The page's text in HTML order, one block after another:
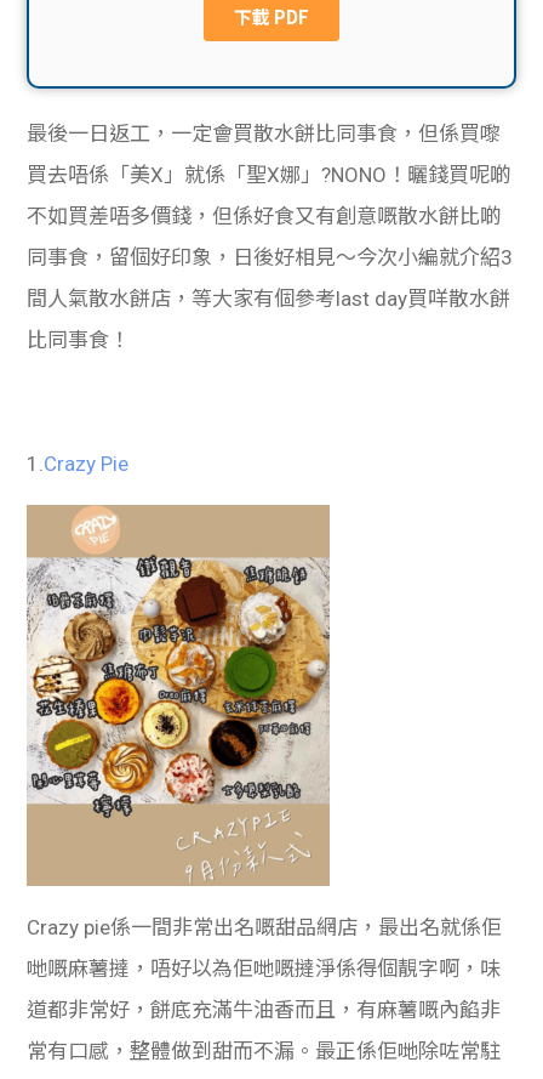
私人
貸款
計數
機
Gui
理財
Gui
de
最後一日返工，一定會買散水餅比同事食，但係買嚟
買去唔係「美X」就係「聖X娜」?NONO！曬錢買呢啲
不如買差唔多價錢，但係好食又有創意嘅散水餅比啲
同事食，留個好印象，日後好相見～今次小編就介紹3
間人氣散水餅店，等大家有個參考last day買咩散水餅
比同事食！
1.Crazy Pie
Crazy pie係一間非常出名嘅甜品網店，最出名就係佢
哋嘅麻薯撻，唔好以為佢哋嘅撻淨係得個靚字啊，味
道都非常好，餅底充滿牛油香而且，有麻薯嘅內餡非
常有口感，整體做到甜而不漏。最正係佢哋除咗常駐